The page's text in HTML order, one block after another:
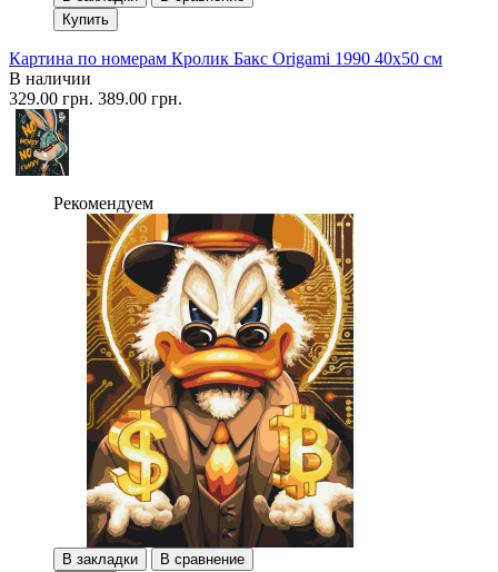
Купить
Картина по номерам Кролик Бакс Origami 1990 40x50 см
В наличии
329.00 грн. 389.00 грн.
Рекомендуем
В закладки
В сравнение